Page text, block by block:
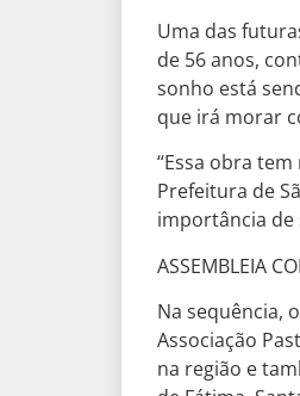
Uma das
de 56 anos,
sonho está
que irá morar
“Essa obra
Prefeitura de
importância de
ASSEMBLEIA
Na sequência,
Associação
na região e